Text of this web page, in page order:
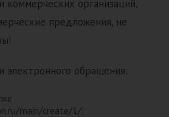
коммерческих организаций,
предложения, не
электронного обращения:
main/create/1/;